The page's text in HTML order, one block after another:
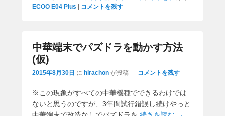
ECOO E04 Plus | コメントを残す
中華端末でパズドラを動かす方法
(仮)
2015年8月30日 に hirachon が投稿 — コメントを残す
※この現象がすべての中華機種でできるわけでは
ないと思うのですが、3年間試行錯誤し続けやっと